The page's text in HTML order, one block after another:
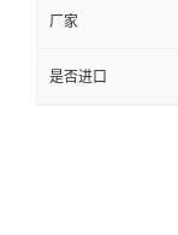
厂家
是否进口